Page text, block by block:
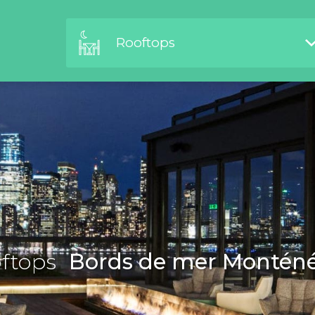
Rooftops
Bords de mer